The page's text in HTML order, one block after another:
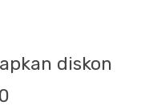
diskon